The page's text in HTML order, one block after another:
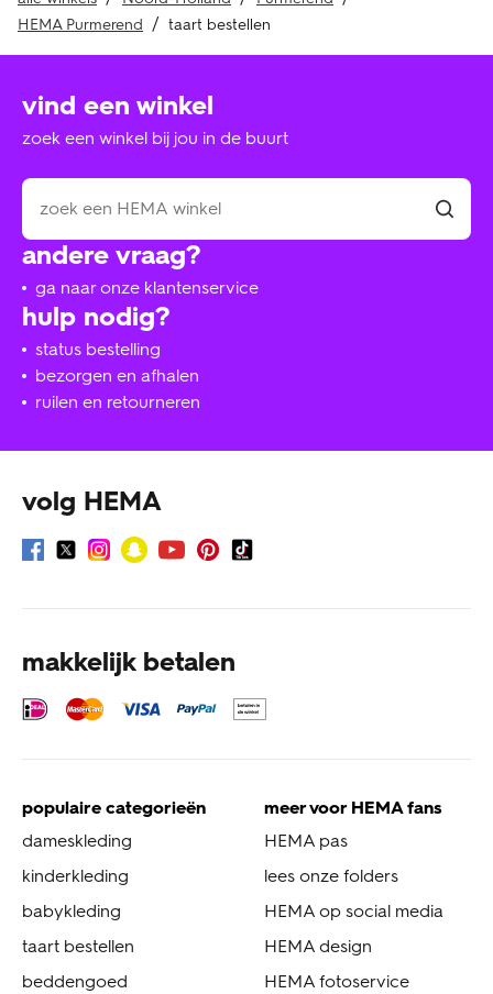
HEMA Purmerend
taart bestellen
hulp nodig?
status bestelling
bezorgen en afhalen
ruilen en retourneren
andere vraag?
ga naar onze klantenservice
vind een winkel
zoek een winkel bij jou in de buurt
volg HEMA
makkelijk betalen
populaire categorieën
dameskleding
kinderkleding
babykleding
taart bestellen
beddengoed
meer voor HEMA fans
HEMA pas
lees onze folders
HEMA op social media
HEMA design
HEMA fotoservice